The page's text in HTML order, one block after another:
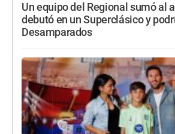
Un equipo del Regional sumó al
debutó en un Superclásico y
Desamparados